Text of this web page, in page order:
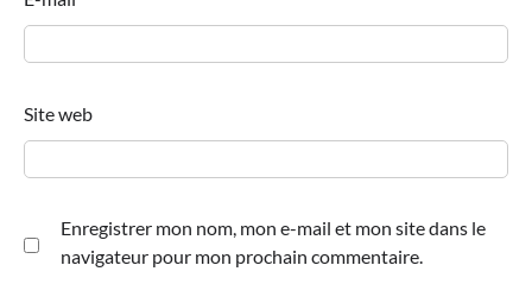
Site web
Enregistrer mon nom, mon e-mail et mon site dans le
navigateur pour mon prochain commentaire.